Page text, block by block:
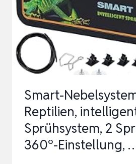
FEUCHTIGKEITS-
SENSOR
–
REPTILIEN
Smart-
Reptilien,
Sprühsystem, 2
360°-Einstellung,